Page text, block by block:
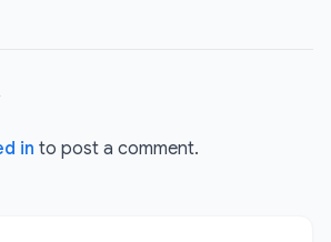
in to post a comment.